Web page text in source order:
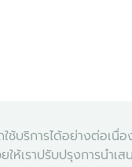
ช้บริการได้อย่างต่อเนื่
ห้เราปรับปรุงการนำเ